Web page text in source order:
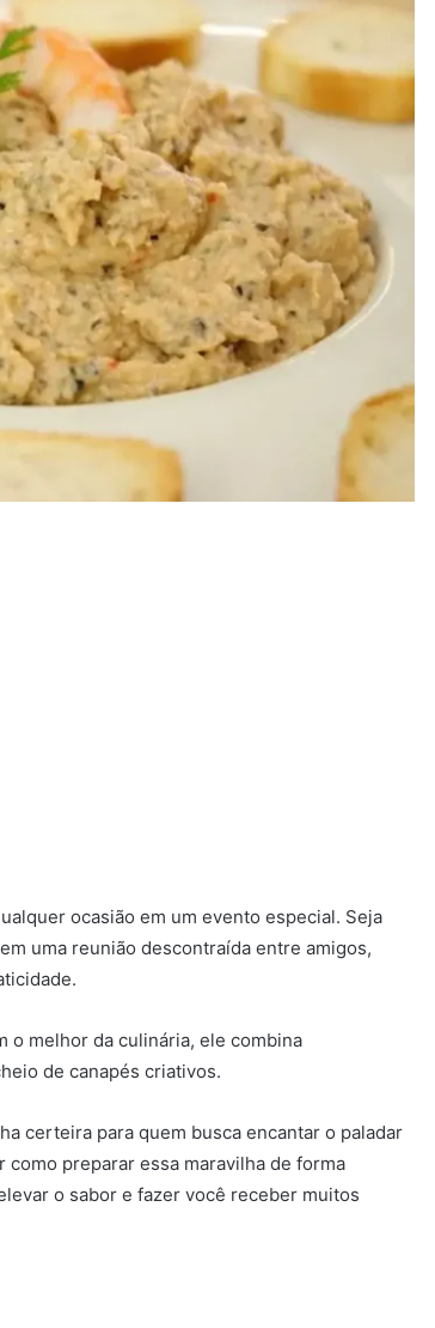
ocasião em um evento especial. Seja
uma reunião descontraída entre amigos,
o melhor da culinária, ele combina
de canapés criativos.
certeira para quem busca encantar o paladar
preparar essa maravilha de forma
o sabor e fazer você receber muitos